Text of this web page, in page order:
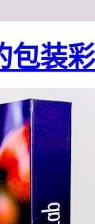
包装